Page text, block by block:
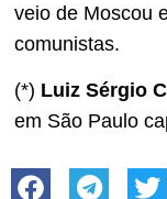
veio de Moscou
comunistas.
(*) Luiz Sérgio
em São Paulo